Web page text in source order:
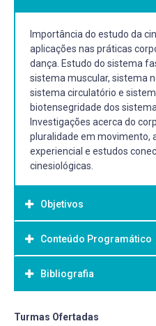
Importância do estudo da
aplicações nas práticas
dança. Estudo do sistema
sistema muscular, sistema
sistema circulatório e
biotensegridade dos
Investigações acerca do
pluralidade em movimento,
experiencial e estudos
cinesiológicas.
Objetivos
Objetivo Geral:
Apresentar estudos da
relação com a dança.
regiões corporais.
Conteúdo Programático
Bibliografia
Bibliografia Básica:
Turmas Ofertadas